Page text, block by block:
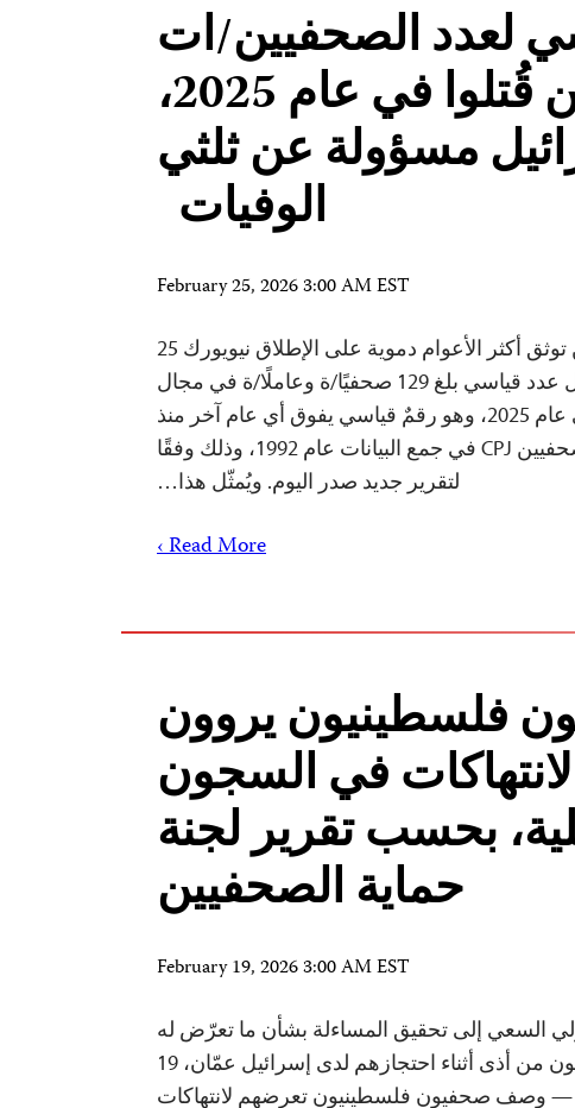
لعدد الصحفيين/ات
الذين قُتلوا في عام 2025،
مسؤولة عن ثلثي
الوفيات
February 25, 2026 3:00 AM EST
لجنة حماية الصحفيين توثق أكثر الأعوام دموية على الإطلاق نيويورك 25
فبراير/ شباط 2026- قُتل عدد قياسي بلغ 129 صحفيًا/ة وعاملًا/ة في مجال
الإعلام حول العالم في عام 2025، وهو رقمٌ قياسي يفوق أي عام آخر منذ
بدأت لجنة حماية الصحفيين CPJ في جمع البيانات عام 1992، وذلك وفقًا
لتقرير جديد صدر اليوم. ويُمثّل هذا…
Read More ›
فلسطينيون يروون
في السجون
بحسب تقرير لجنة
حماية الصحفيين
February 19, 2026 3:00 AM EST
السعي إلى تحقيق المساءلة بشأن ما تعرّض له
الصحفيون الفلسطينيون من أذى أثناء احتجازهم لدى إسرائيل عمّان، 19
فبراير/شباط 2026 — وصف صحفيون فلسطينيون تعرضهم لانتهاكات